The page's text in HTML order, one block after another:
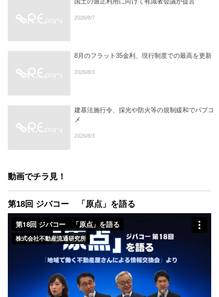
2026/8/7
8月のフラット35金利、現行制度での最高を更新
2026/8/3
建基法施行令、採光や防火等の規制緩和でパブコ
メ
2026/8/3
動画でチラ見！
第18回 ジバコー 「原点」を語る